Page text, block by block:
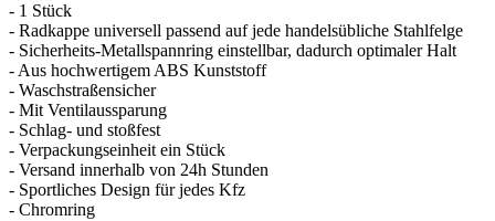
war:
31,95 €5,99 €.
- 1 Stück
- Radkappe universell passend auf jede handelsübliche Stahlfelge
- Sicherheits-Metallspannring einstellbar, dadurch optimaler Halt
- Aus hochwertigem ABS Kunststoff
- Waschstraßensicher
- Mit Ventilaussparung
- Schlag- und stoßfest
- Verpackungseinheit ein Stück
- Versand innerhalb von 24h Stunden
- Sportliches Design für jedes Kfz
- Chromring